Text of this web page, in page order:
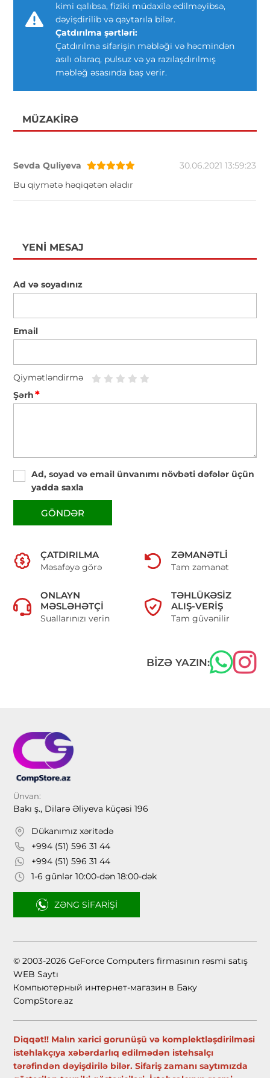
kimi qalıbsa, fiziki müdaxilə edilməyibsə,
dəyişdirilib və qaytarıla bilər.
Çatdırılma şərtləri:
Çatdırılma sifarişin məbləği və həcmindən
asılı olaraq, pulsuz və ya razılaşdırılmış
məbləğ əsasında baş verir.
MÜZAKIRƏ
Sevda Quliyeva
30.06.2021 13:59:23
Bu qiymətə həqiqətən əladır
YENI MESAJ
Ad və soyadınız
Email
Qiymətləndirmə
Şərh*
Ad, soyad və email ünvanımı növbəti dəfələr üçün
yadda saxla
GÖNDƏR
ÇATDIRILMA
Məsafəyə görə
ZƏMANƏTLI
Tam zəmanət
ONLAYN
MƏSLƏHƏTÇI
Suallarınızı verin
TƏHLÜKƏSIZ
ALIŞ-VERIŞ
Tam güvənilir
BIZƏ YAZIN:
Ünvan:
Bakı ş., Dilarə Əliyeva küçəsi 196
Dükanımız xəritədə
+994 (51) 596 31 44
+994 (51) 596 31 44
1-6 günlər 10:00-dən 18:00-dək
ZƏNG SIFARIŞI
© 2003-2026 GeForce Computers firmasının rəsmi satış
WEB Saytı
Компьютерный интернет-магазин в Баку
CompStore.az
Diqqət!! Malın xarici gorunüşü və komplektləşdirilməsi
istehlakçıya xəbərdarlıq edilmədən istehsalçı
tərəfindən dəyişdirilə bilər. Sifariş zamanı saytımızda